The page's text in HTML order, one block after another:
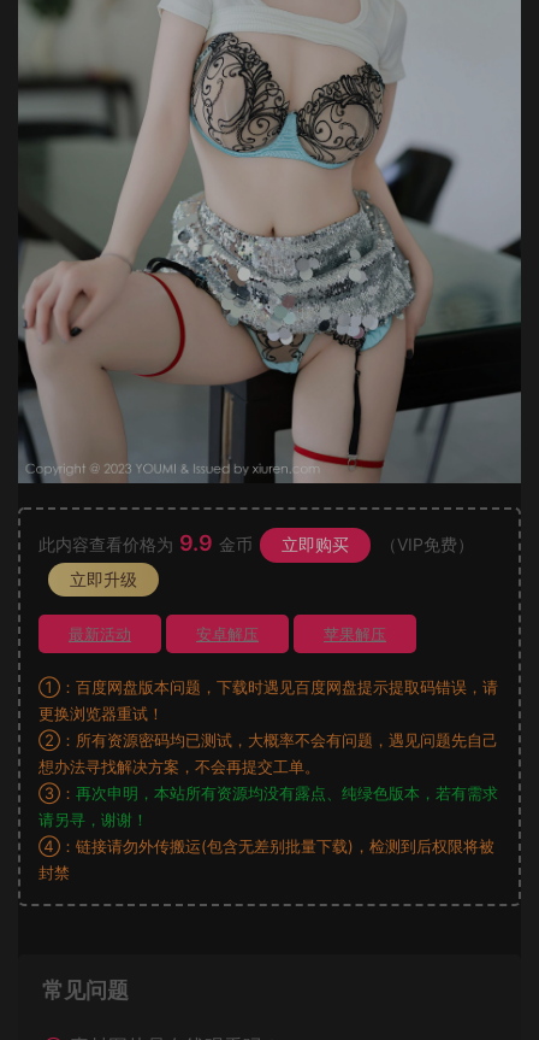
此内容查看价格为 9.9 金币 立即购买
（VIP免费）
立即升级
最新活动 安卓解压 苹果解压
①：百度网盘版本问题，下载时遇见百度网盘提示提取码错误，请
更换浏览器重试！
②：所有资源密码均已测试，大概率不会有问题，遇见问题先自己
想办法寻找解决方案，不会再提交工单。
③： 再次申明，本站所有资源均没有露点、纯绿色版本，若有需求
请另寻，谢谢！
④：链接请勿外传搬运(包含无差别批量下载)，检测到后权限将被
封禁
常见问题